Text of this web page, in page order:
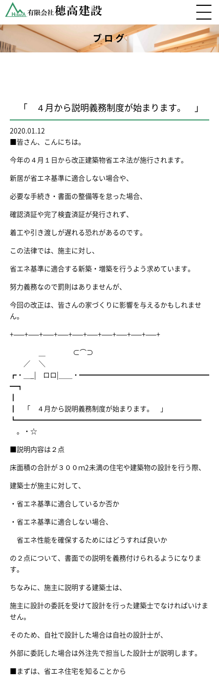
ブログ
「 ４月から説明義務制度が始まります。 」
2020.01.12
■皆さん、こんにちは。
今年の４月１日から改正建築物省エネ法が施行されます。
新居が省エネ基準に適合しない場合や、
必要な手続き・書面の整備等を怠った場合、
確認済証や完了検査済証が発行されず、
着工や引き渡しが遅れる恐れがあるのです。
この法律では、施主に対し、
省エネ基準に適合する新築・増築を行うよう求めています。
努力義務なので罰則はありませんが、
今回の改正は、皆さんの家づくりに影響を与えるかもしれませ
ん。
+—–+—–+—–+—–+—–+—–+—–+—–+—–+—–+
＿ ⊂⌒⊃
／ ＼
┏・＿_| ロロ|＿＿・━━━━━━━━━━━━━━━━━━━
━┓
┃ 「 ４月から説明義務制度が始まります。 」
┗━━━━━━━━━━━━━━━━━━━━━━━━━━━
。・☆
■説明内容は２点
床面積の合計が３００ｍ2未満の住宅や建築物の設計を行う際、
建築士が施主に対して、
・省エネ基準に適合しているか否か
・省エネ基準に適合しない場合、
省エネ性能を確保するためにはどうすれば良いか
の２点について、書面での説明を義務付けられるようになりま
す。
ちなみに、施主に説明する建築士は、
施主に設計の委託を受けて設計を行った建築士でなければいけま
せん。
そのため、自社で設計した場合は自社の設計士が、
外部に委託した場合は外注先で担当した設計士が説明します。
■まずは、省エネ住宅を知ることから